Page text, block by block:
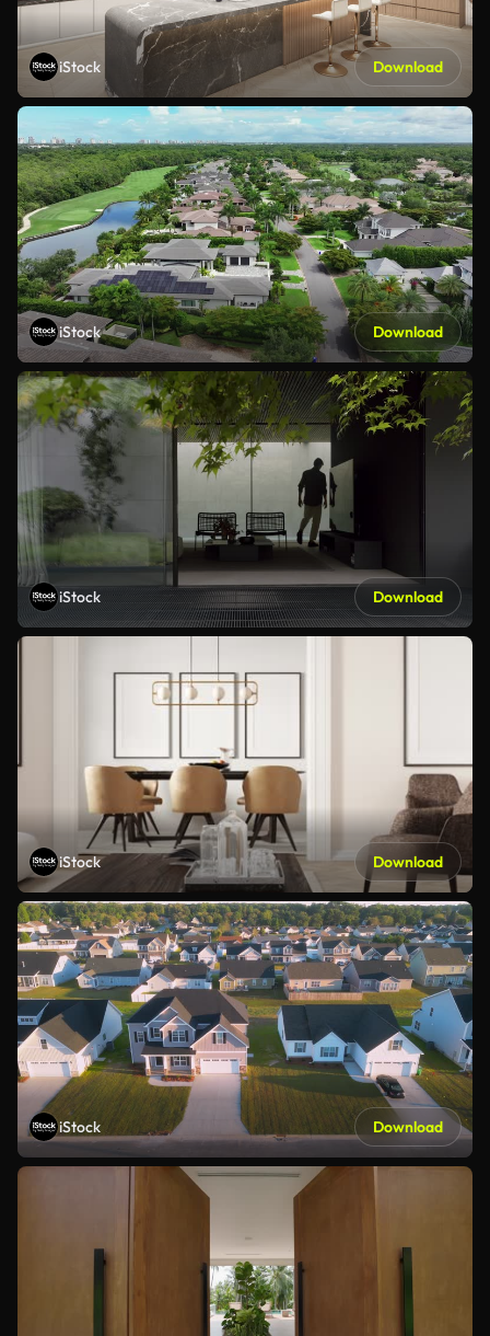
iStock Download
iStock Download
iStock Download
iStock Download
iStock Download